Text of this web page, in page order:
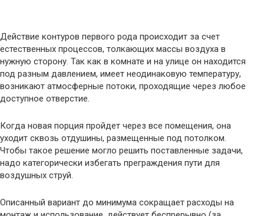
Действие контуров первого рода происходит за счет
естественных процессов, толкающих массы воздуха в
нужную сторону. Так как в комнате и на улице он находится
под разным давлением, имеет неодинаковую температуру,
возникают атмосферные потоки, проходящие через любое
доступное отверстие.
Когда новая порция пройдет через все помещения, она
уходит сквозь отдушины, размещенные под потолком.
Чтобы такое решение могло решить поставленные задачи,
надо категорически избегать преграждения пути для
воздушных струй.
Описанный вариант до минимума сокращает расходы на